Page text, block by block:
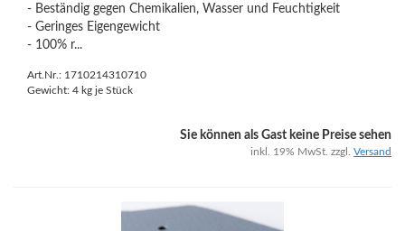
- Beständig gegen Chemikalien, Wasser und Feuchtigkeit
- Geringes Eigengewicht
- 100% r...
Art.Nr.: 1710214310710
Gewicht: 4 kg je Stück
Sie können als Gast keine Preise sehen
inkl. 19% MwSt. zzgl. Versand